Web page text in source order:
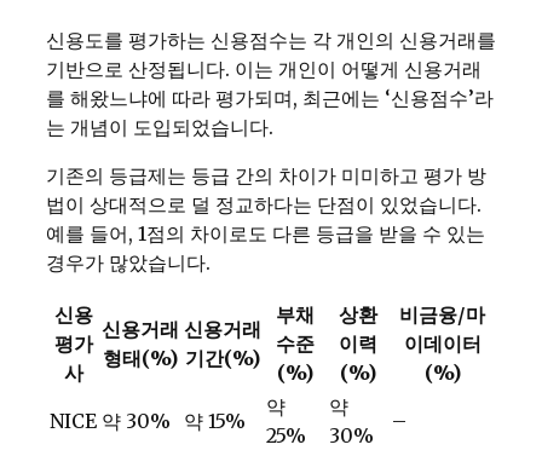
신용도를 평가하는 신용점수는 각 개인의 신용거래를
기반으로 산정됩니다. 이는 개인이 어떻게 신용거래
를 해왔느냐에 따라 평가되며, 최근에는 ‘신용점수’라
는 개념이 도입되었습니다.
기존의 등급제는 등급 간의 차이가 미미하고 평가 방
법이 상대적으로 덜 정교하다는 단점이 있었습니다.
예를 들어, 1점의 차이로도 다른 등급을 받을 수 있는
경우가 많았습니다.
신용
평가
사
신용거래
형태(%)
신용거래
기간(%)
부채
수준
(%)
상환
이력
(%)
비금융/마
이데이터
(%)
NICE 약 30% 약 15%
약
25%
약
30%
–